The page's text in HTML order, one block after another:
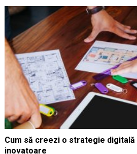
Cum să creezi o strategie
inovatoare